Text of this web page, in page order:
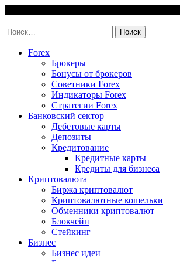
content
Найти:
Forex
Брокеры
Бонусы от брокеров
Советники Forex
Индикаторы Forex
Стратегии Forex
Банковский сектор
Дебетовые карты
Депозиты
Кредитование
Кредитные карты
Кредиты для бизнеса
Криптовалюта
Биржа криптовалют
Криптовалютные кошельки
Обменники криптовалют
Блокчейн
Стейкинг
Бизнес
Бизнес идеи